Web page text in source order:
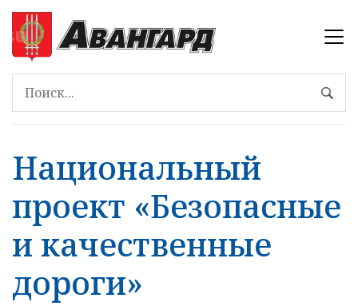
Национальный
проект «Безопасные
и качественные
дороги»